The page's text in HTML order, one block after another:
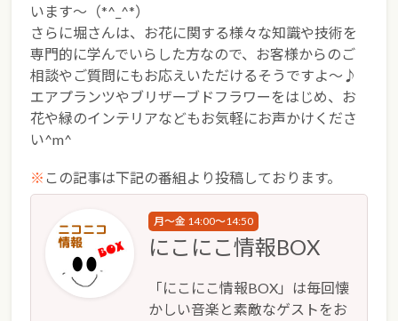
います～（*^_^*）
さらに堀さんは、お花に関する様々な知識や技術を
専門的に学んでいらした方なので、お客様からのご
相談やご質問にもお応えいただけるそうですよ～♪
エアプランツやブリザーブドフラワーをはじめ、お
花や緑のインテリアなどもお気軽にお声かけくださ
い^m^
※ この記事は下記の番組より投稿しております。
月～金 14:00～14:50
にこにこ情報BOX
「にこにこ情報BOX」は毎回懐
かしい音楽と素敵なゲストをお